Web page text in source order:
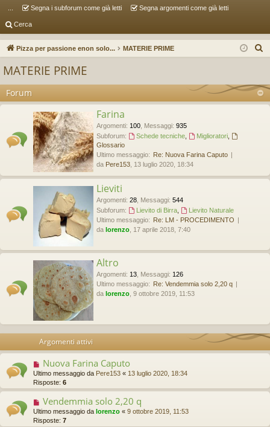
oll
eg
a
ti
ap
or
iti
Segna i subforum come già letti Segna argomenti come già letti
Cerca
Pizza per passione enon solo... MATERIE PRIME
c
a
MATERIE PRIME
Forum
Farina
Argomenti: 100 Messaggi: 935
Subforum:
Schede tecniche, Miglioratori,
Glossario
Ultimo messaggio: Re: Nuova Farina Caputo
da Pere153 , 13 luglio 2020, 18:34
Lieviti
Argomenti: 28 Messaggi: 544
Subforum:
Lievito di Birra,
Lievito Naturale
Ultimo messaggio: Re: LM - PROCEDIMENTO
da lorenzo , 17 aprile 2018, 7:40
Altro
Argomenti: 13 Messaggi: 126
Ultimo messaggio: Re: Vendemmia solo 2,20 q
da lorenzo , 9 ottobre 2019, 11:53
Argomenti attivi
Nuova Farina Caputo
Ultimo messaggio da Pere153 « 13 luglio 2020, 18:34
Risposte: 6
Vendemmia solo 2,20 q
Ultimo messaggio da lorenzo « 9 ottobre 2019, 11:53
Risposte: 7